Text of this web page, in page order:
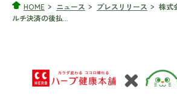
HOME ニュース プレスリリース
株式
ルチ決済の後払...